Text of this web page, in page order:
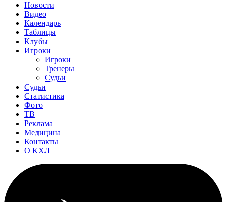
Новости
Видео
Календарь
Таблицы
Клубы
Игроки
Игроки
Тренеры
Судьи
Судьи
Статистика
Фото
ТВ
Реклама
Медицина
Контакты
О КХЛ